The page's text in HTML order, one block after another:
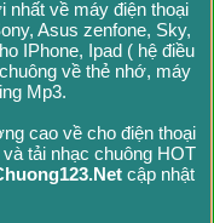
về máy điện thoại
Asus zenfone, Sky,
IPhone, Ipad ( hệ điều
về thẻ nhớ, máy
Mp3.
cao về cho điện thoại
tải nhạc chuông HOT
cập nhật